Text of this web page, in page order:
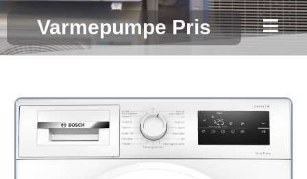
til
indholdetVarmepumpe Pris